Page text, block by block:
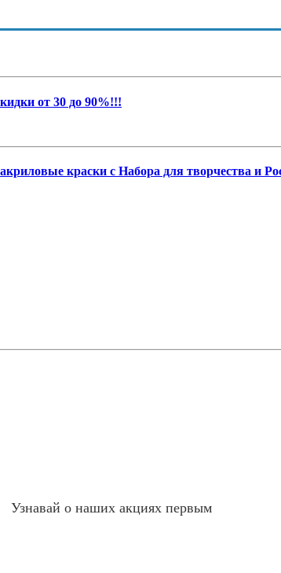
от 30 до 90%!!!
краски с Набора для творчества и
Узнавай о наших акциях первым